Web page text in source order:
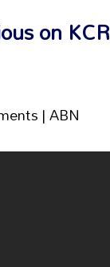
on KCR
| ABN